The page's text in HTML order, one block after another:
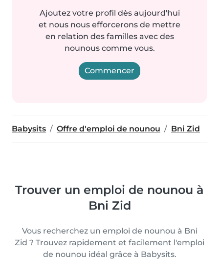
Ajoutez votre profil dès aujourd'hui
et nous nous efforcerons de mettre
en relation des familles avec des
nounous comme vous.
Commencer
Babysits Offre d'emploi de nounou Bni Zid
Trouver un emploi de nounou à
Bni Zid
Vous recherchez un emploi de nounou à Bni
Zid ? Trouvez rapidement et facilement l'emploi
de nounou idéal grâce à Babysits.